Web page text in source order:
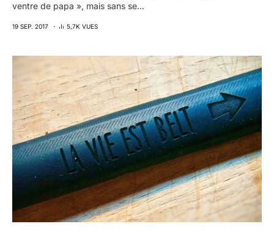
ventre de papa », mais sans se…
19 SEP. 2017 5,7K VUES